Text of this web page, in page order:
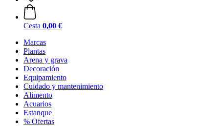
Cesta 0,00 €
Marcas
Plantas
Arena y grava
Decoración
Equipamiento
Cuidado y mantenimiento
Alimento
Acuarios
Estanque
% Ofertas